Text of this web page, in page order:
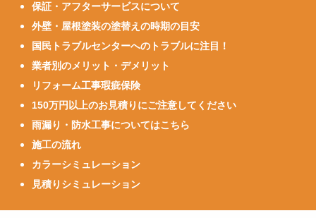
保証・アフターサービスについて
外壁・屋根塗装の塗替えの時期の目安
国民トラブルセンターへのトラブルに注目！
業者別のメリット・デメリット
リフォーム工事瑕疵保険
150万円以上のお見積りにご注意してください
雨漏り・防水工事についてはこちら
施工の流れ
カラーシミュレーション
見積りシミュレーション